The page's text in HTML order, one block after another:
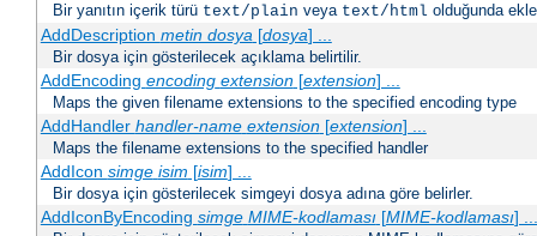
Bir yanıtın içerik türü text/plain veya text/html olduğunda
AddDescription metin dosya[dosya] ...
Bir dosya için gösterilecek açıklama belirtilir.
AddEncoding encoding extension[extension] ...
Maps the given filename extensions to the specified encoding type
AddHandler handler-name extension[extension] ...
Maps the filename extensions to the specified handler
AddIcon simge isim [isim] ...
Bir dosya için gösterilecek simgeyi dosya adına göre belirler.
AddIconByEncoding simge MIME-kodlaması[MIME-kodlaması] ...